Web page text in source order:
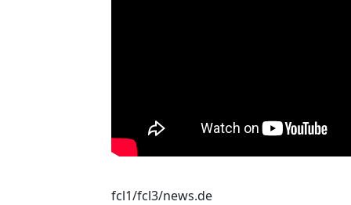
fcl1/fcl3/news.de